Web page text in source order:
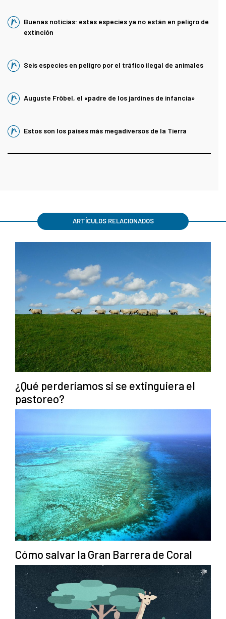
Buenas noticias: estas especies ya no están en peligro de
extinción
Seis especies en peligro por el tráfico ilegal de animales
Auguste Fröbel, el «padre de los jardines de infancia»
Estos son los países más megadiversos de la Tierra
ARTÍCULOS RELACIONADOS
¿Qué perderíamos si se extinguiera el
pastoreo?
Cómo salvar la Gran Barrera de Coral